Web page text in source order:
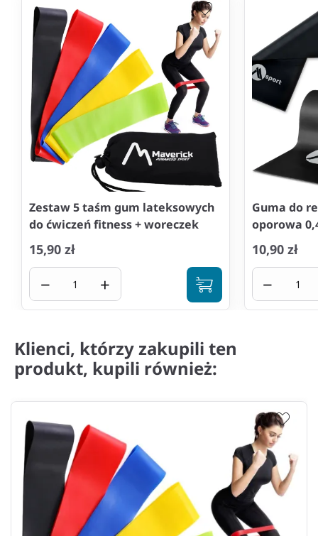
Zestaw 5 taśm gum lateksowych
do ćwiczeń fitness + woreczek
15,90 zł
− +
Guma do
oporowa
10,90 zł
−
Klienci, którzy zakupili ten
produkt, kupili również: